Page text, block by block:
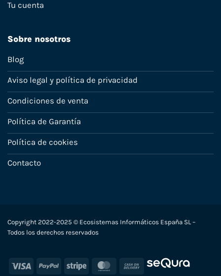
Tu cuenta
Sobre nosotros
Blog
Aviso legal y política de privacidad
Condiciones de venta
Política de Garantía
Política de cookies
Contacto
Copyright 2022-2025 © Ecosistemas Informáticos España SL –
Todos los derechos reservados
Visa PayPal Stripe MasterCard
Cash